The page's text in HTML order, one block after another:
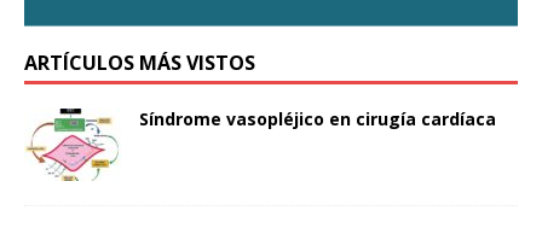
ARTÍCULOS MÁS VISTOS
Síndrome vasopléjico en cirugía cardíaca